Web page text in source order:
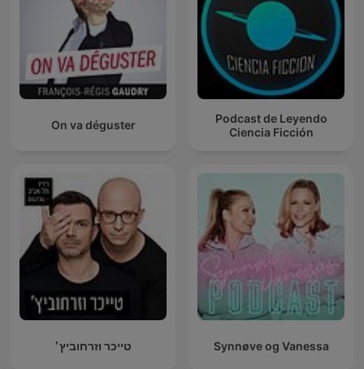
On va déguster
Podcast de Leyendo
Ciencia Ficción
טייכר וזרחוביץ׳ Synnøve og Vanessa